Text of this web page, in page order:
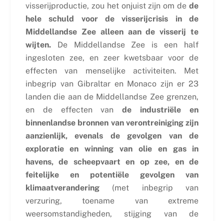
visserijproductie, zou het onjuist zijn om dede
hele schuld voor de visserijcrisis in de
Middellandse Zee alleen aan de visserij te
wijten.De Middellandse Zee is een half
ingesloten zee, en zeer kwetsbaar voor de
effecten van menselijke activiteiten. Met
inbegrip van Gibraltar en Monaco zijn er 23
landen die aan de Middellandse Zee grenzen,
en de effecten vande industriële en
binnenlandse bronnen van verontreiniging zijn
aanzienlijk, evenals de gevolgen van de
exploratie en winning van olie en gas in
havens, de scheepvaart en op zee, en de
feitelijke en potentiële gevolgen van
klimaatverandering(met inbegrip van
verzuring, toename van extreme
weersomstandigheden, stijging van de